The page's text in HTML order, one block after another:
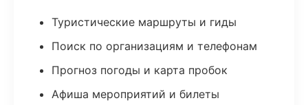
Туристические маршруты и гиды
Поиск по организациям и телефонам
Прогноз погоды и карта пробок
Афиша мероприятий и билеты